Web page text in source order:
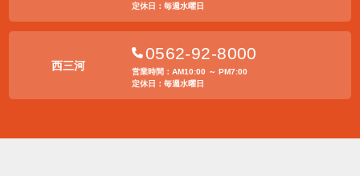
定休日：毎週水曜日
西三河
0562-92-8000
営業時間：AM10:00 ～ PM7:00
定休日：毎週水曜日